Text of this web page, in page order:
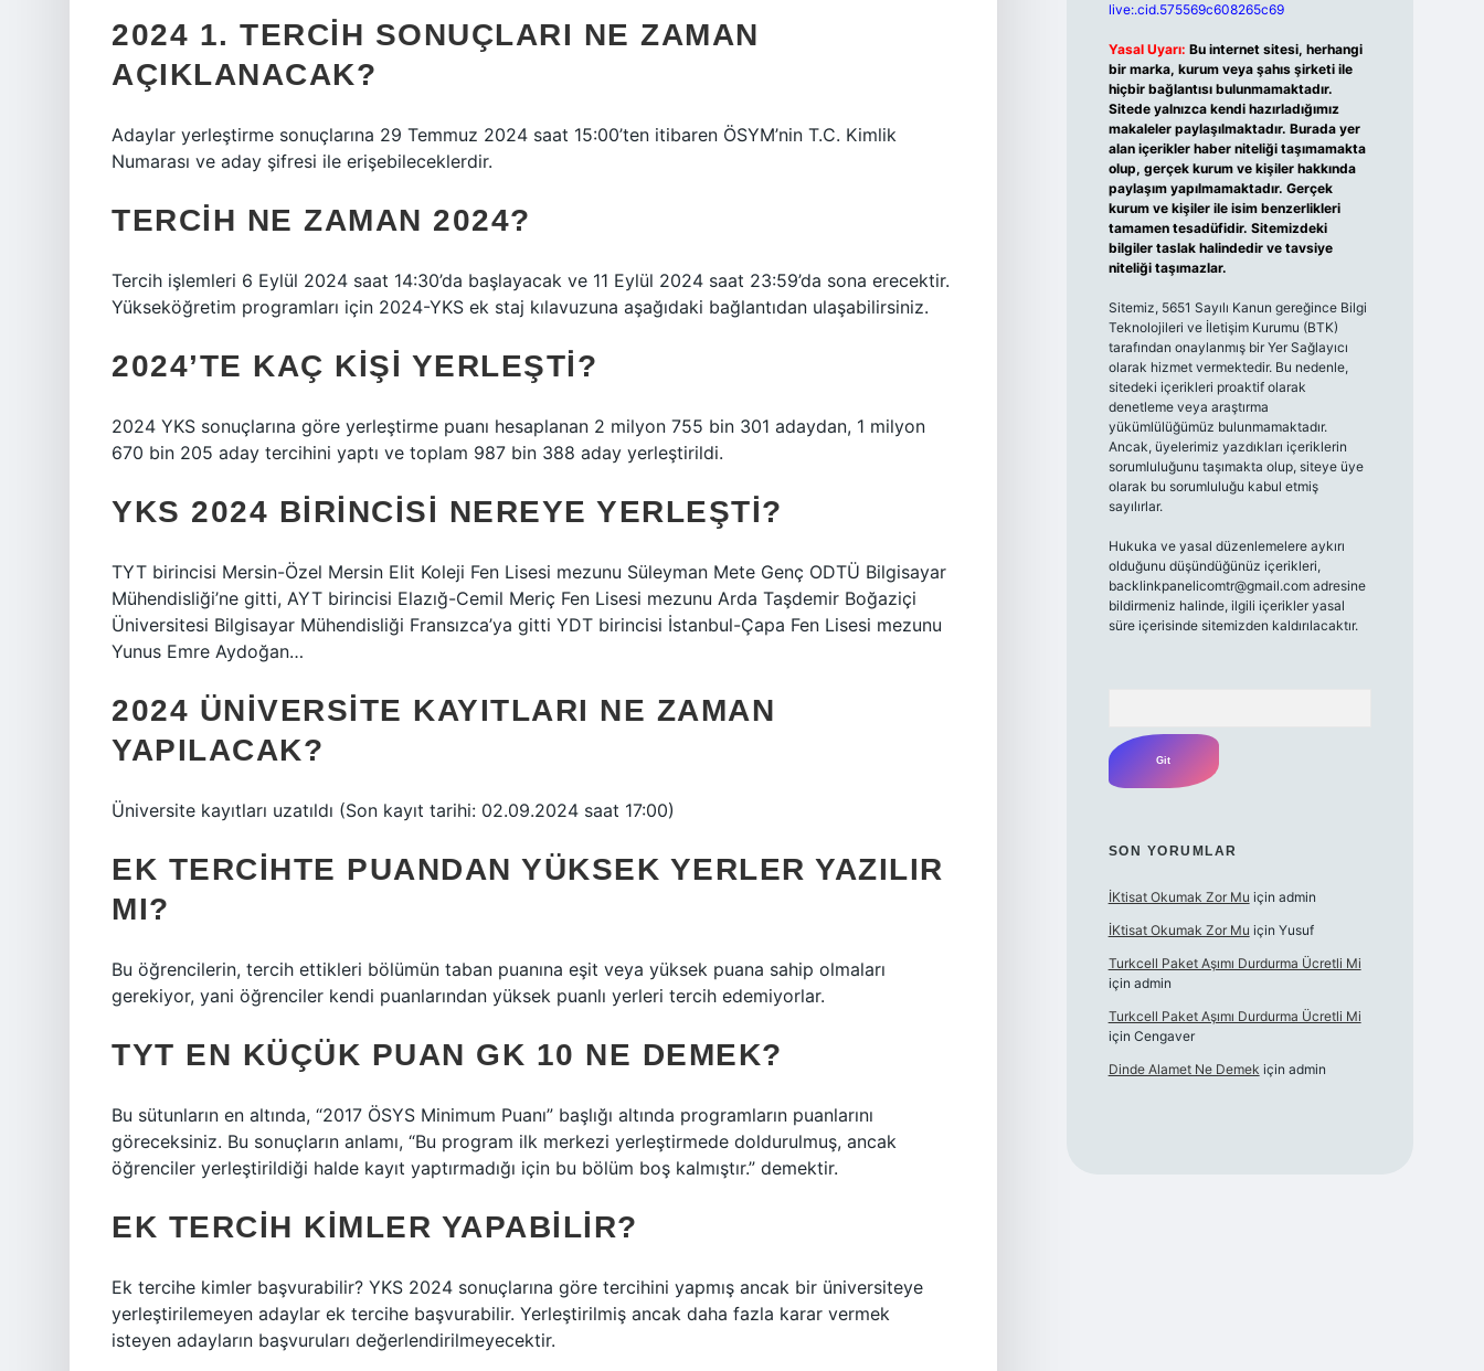
2024 1. TERCIH SONUÇLARI NE ZAMAN
AÇIKLANACAK?
Adaylar yerleştirme sonuçlarına 29 Temmuz 2024 saat 15:00’ten itibaren ÖSYM’nin T.C. Kimlik
Numarası ve aday şifresi ile erişebileceklerdir.
TERCIH NE ZAMAN 2024?
Tercih işlemleri 6 Eylül 2024 saat 14:30’da başlayacak ve 11 Eylül 2024 saat 23:59’da sona erecektir.
Yükseköğretim programları için 2024-YKS ek staj kılavuzuna aşağıdaki bağlantıdan ulaşabilirsiniz.
2024’TE KAÇ KIŞI YERLEŞTI?
2024 YKS sonuçlarına göre yerleştirme puanı hesaplanan 2 milyon 755 bin 301 adaydan, 1 milyon
670 bin 205 aday tercihini yaptı ve toplam 987 bin 388 aday yerleştirildi.
YKS 2024 BIRINCISI NEREYE YERLEŞTI?
TYT birincisi Mersin-Özel Mersin Elit Koleji Fen Lisesi mezunu Süleyman Mete Genç ODTÜ Bilgisayar
Mühendisliği’ne gitti, AYT birincisi Elazığ-Cemil Meriç Fen Lisesi mezunu Arda Taşdemir Boğaziçi
Üniversitesi Bilgisayar Mühendisliği Fransızca’ya gitti YDT birincisi İstanbul-Çapa Fen Lisesi mezunu
Yunus Emre Aydoğan…
2024 ÜNIVERSITE KAYITLARI NE ZAMAN
YAPILACAK?
Üniversite kayıtları uzatıldı (Son kayıt tarihi: 02.09.2024 saat 17:00)
EK TERCIHTE PUANDAN YÜKSEK YERLER YAZILIR
MI?
Bu öğrencilerin, tercih ettikleri bölümün taban puanına eşit veya yüksek puana sahip olmaları
gerekiyor, yani öğrenciler kendi puanlarından yüksek puanlı yerleri tercih edemiyorlar.
TYT EN KÜÇÜK PUAN GK 10 NE DEMEK?
Bu sütunların en altında, “2017 ÖSYS Minimum Puanı” başlığı altında programların puanlarını
göreceksiniz. Bu sonuçların anlamı, “Bu program ilk merkezi yerleştirmede doldurulmuş, ancak
öğrenciler yerleştirildiği halde kayıt yaptırmadığı için bu bölüm boş kalmıştır.” demektir.
EK TERCIH KIMLER YAPABILIR?
Ek tercihe kimler başvurabilir? YKS 2024 sonuçlarına göre tercihini yapmış ancak bir üniversiteye
yerleştirilemeyen adaylar ek tercihe başvurabilir. Yerleştirilmiş ancak daha fazla karar vermek
isteyen adayların başvuruları değerlendirilmeyecektir.
live:.cid.575569c608265c69
Yasal Uyarı: Bu internet sitesi, herhangi
bir marka, kurum veya şahıs şirketi ile
hiçbir bağlantısı bulunmamaktadır.
Sitede yalnızca kendi hazırladığımız
makaleler paylaşılmaktadır. Burada yer
alan içerikler haber niteliği taşımamakta
olup, gerçek kurum ve kişiler hakkında
paylaşım yapılmamaktadır. Gerçek
kurum ve kişiler ile isim benzerlikleri
tamamen tesadüfidir. Sitemizdeki
bilgiler taslak halindedir ve tavsiye
niteliği taşımazlar.
Sitemiz, 5651 Sayılı Kanun gereğince Bilgi
Teknolojileri ve İletişim Kurumu (BTK)
tarafından onaylanmış bir Yer Sağlayıcı
olarak hizmet vermektedir. Bu nedenle,
sitedeki içerikleri proaktif olarak
denetleme veya araştırma
yükümlülüğümüz bulunmamaktadır.
Ancak, üyelerimiz yazdıkları içeriklerin
sorumluluğunu taşımakta olup, siteye üye
olarak bu sorumluluğu kabul etmiş
sayılırlar.
Hukuka ve yasal düzenlemelere aykırı
olduğunu düşündüğünüz içerikleri,
backlinkpanelicomtr@gmail.comadresine
bildirmeniz halinde, ilgili içerikler yasal
süre içerisinde sitemizden kaldırılacaktır.
SON YORUMLAR
İKtisat Okumak Zor Mu için admin
İKtisat Okumak Zor Mu için Yusuf
Turkcell Paket Aşımı Durdurma Ücretli Mi
için admin
Turkcell Paket Aşımı Durdurma Ücretli Mi
için Cengaver
Dinde Alamet Ne Demek için admin